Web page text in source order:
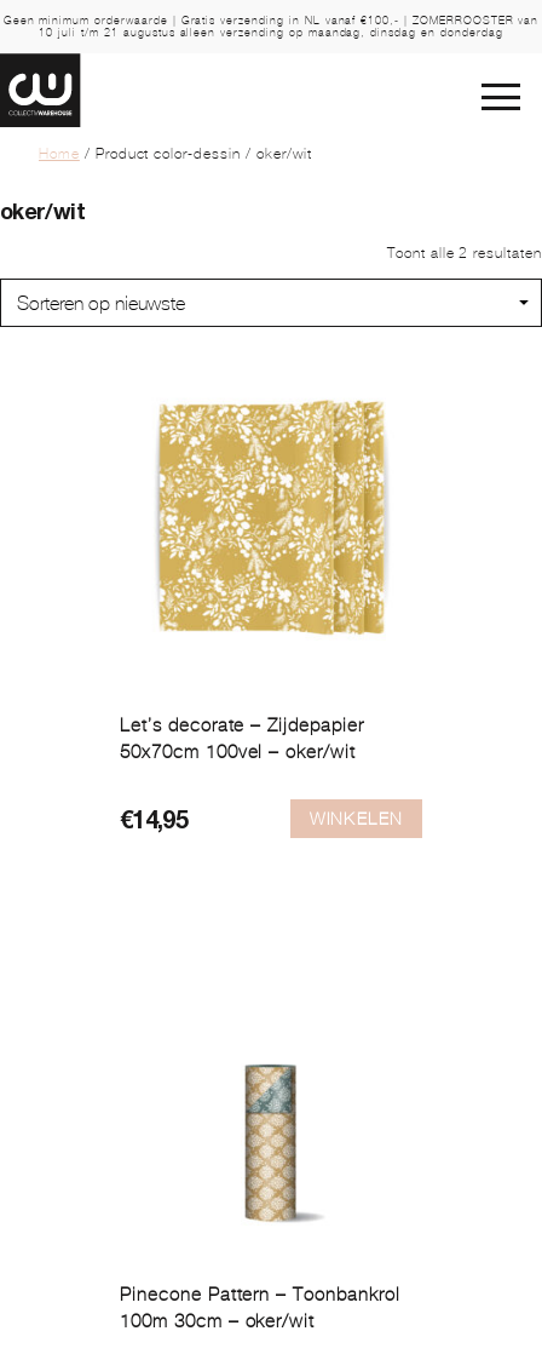
Geen minimum orderwaarde | Gratis verzending in NL vanaf €100,- | ZOMERROOSTER van
10 juli t/m 21 augustus alleen verzending op maandag, dinsdag en donderdag
Home / Product color-dessin / oker/wit
oker/wit
Toont alle 2 resultaten
Let’s decorate – Zijdepapier
50x70cm 100vel – oker/wit
€14,95 WINKELEN
Pinecone Pattern – Toonbankrol
100m 30cm – oker/wit